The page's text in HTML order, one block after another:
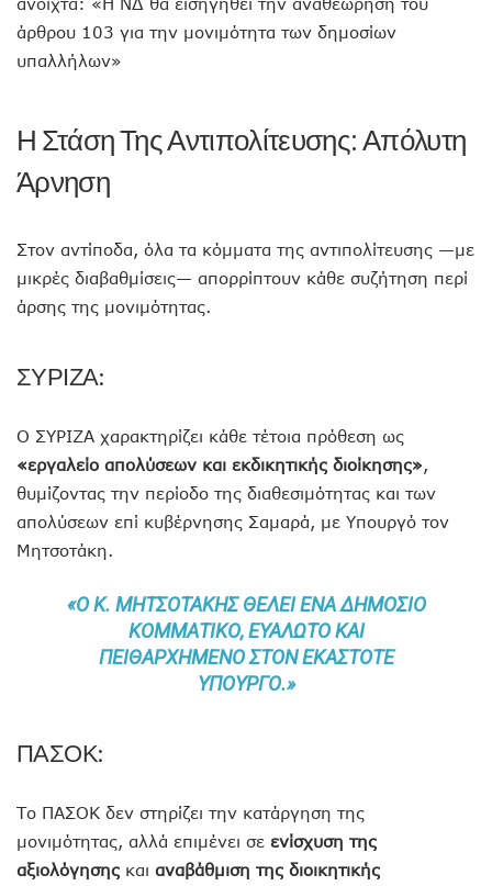
άρθρου 103 για την μονιμότητα των δημοσίων
υπαλλήλων»
Η Στάση Της Αντιπολίτευσης: Απόλυτη
Άρνηση
Στον αντίποδα, όλα τα κόμματα της αντιπολίτευσης —με
μικρές διαβαθμίσεις— απορρίπτουν κάθε συζήτηση περί
άρσης της μονιμότητας.
ΣΥΡΙΖΑ:
Ο ΣΥΡΙΖΑ χαρακτηρίζει κάθε τέτοια πρόθεση ως
«εργαλείο απολύσεων και εκδικητικής διοίκησης»,
θυμίζοντας την περίοδο της διαθεσιμότητας και των
απολύσεων επί κυβέρνησης Σαμαρά, με Υπουργό τον
Μητσοτάκη.
«Ο Κ. ΜΗΤΣΟΤΆΚΗΣ ΘΈΛΕΙ ΈΝΑ ΔΗΜΌΣΙΟ
ΚΟΜΜΑΤΙΚΌ, ΕΥΆΛΩΤΟ ΚΑΙ
ΠΕΙΘΑΡΧΗΜΈΝΟ ΣΤΟΝ ΕΚΆΣΤΟΤΕ
ΥΠΟΥΡΓΌ.»
ΠΑΣΟΚ:
Το ΠΑΣΟΚ δεν στηρίζει την κατάργηση της
μονιμότητας, αλλά επιμένει σε ενίσχυση της
αξιολόγησης και αναβάθμιση της διοικητικής